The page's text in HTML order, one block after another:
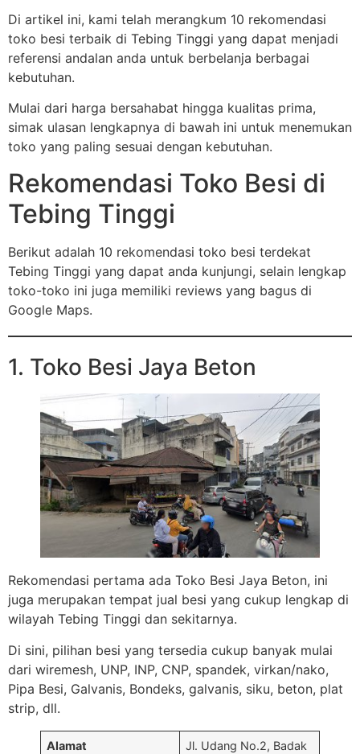
Di artikel ini, kami telah merangkum 10 rekomendasi
toko besi terbaik di Tebing Tinggi yang dapat menjadi
referensi andalan anda untuk berbelanja berbagai
kebutuhan.
Mulai dari harga bersahabat hingga kualitas prima,
simak ulasan lengkapnya di bawah ini untuk menemukan
toko yang paling sesuai dengan kebutuhan.
Rekomendasi Toko Besi di
Tebing Tinggi
Berikut adalah 10 rekomendasi toko besi terdekat
Tebing Tinggi yang dapat anda kunjungi, selain lengkap
toko-toko ini juga memiliki reviews yang bagus di
Google Maps.
1. Toko Besi Jaya Beton
Rekomendasi pertama ada Toko Besi Jaya Beton, ini
juga merupakan tempat jual besi yang cukup lengkap di
wilayah Tebing Tinggi dan sekitarnya.
Di sini, pilihan besi yang tersedia cukup banyak mulai
dari wiremesh, UNP, INP, CNP, spandek, virkan/nako,
Pipa Besi, Galvanis, Bondeks, galvanis, siku, beton, plat
strip, dll.
Alamat
Jl. Udang No.2, Badak